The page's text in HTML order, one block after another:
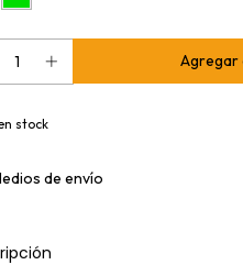
stock
de envío